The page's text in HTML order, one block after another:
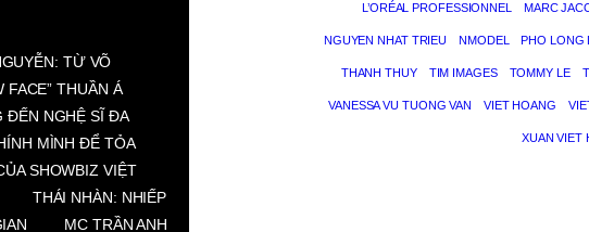
TỪ VÕ
THUẦN Á
ĐẾN NGHỆ SĨ ĐA
MÌNH ĐỂ TỎA
SHOWBIZ VIỆT
THÁI NHÀN: NHIẾP
MC TRẦN ANH
L’ORÉAL PROFESSIONNEL MARC
NGUYEN NHAT TRIEU NMODEL PHO LONG
THANH THUY TIM IMAGES TOMMY LE
VANESSA VU TUONG VAN VIET HOANG
XUAN VIET